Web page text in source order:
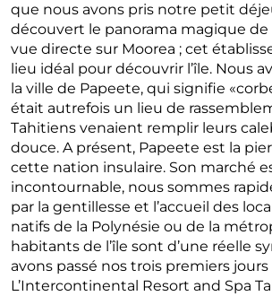
que nous avons pris notre petit
découvert le panorama magique de
vue directe sur Moorea ; cet
lieu idéal pour découvrir l’île. Nous
la ville de Papeete, qui signifie
était autrefois un lieu de
Tahitiens venaient remplir leurs
douce. A présent, Papeete est la
cette nation insulaire. Son marché
incontournable, nous sommes
par la gentillesse et l’accueil des
natifs de la Polynésie ou de la
habitants de l’île sont d’une réelle
avons passé nos trois premiers jours
L’Intercontinental Resort and Spa